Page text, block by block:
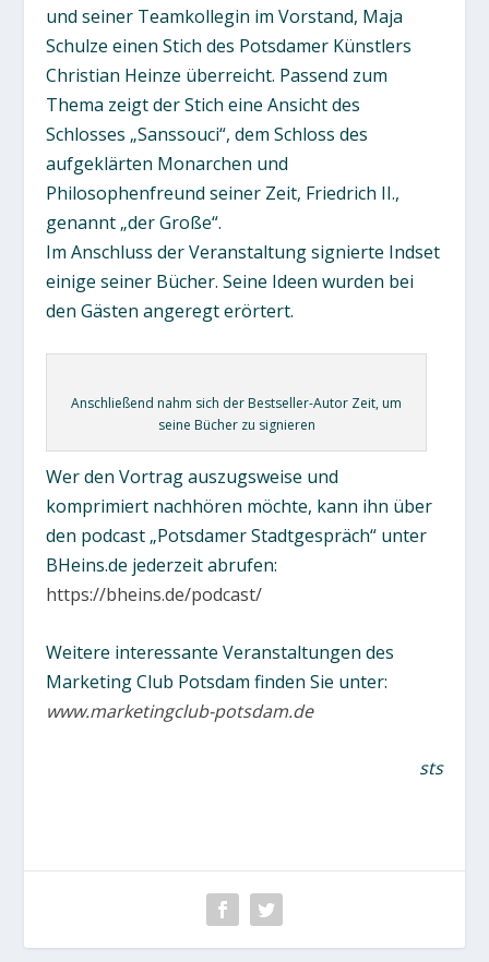
und seiner Teamkollegin im Vorstand, Maja
Schulze einen Stich des Potsdamer Künstlers
Christian Heinze überreicht. Passend zum
Thema zeigt der Stich eine Ansicht des
Schlosses „Sanssouci“, dem Schloss des
aufgeklärten Monarchen und
Philosophenfreund seiner Zeit, Friedrich II.,
genannt „der Große“.
Im Anschluss der Veranstaltung signierte Indset
einige seiner Bücher. Seine Ideen wurden bei
den Gästen angeregt erörtert.
Anschließend nahm sich der Bestseller-Autor Zeit, um
seine Bücher zu signieren
Wer den Vortrag auszugsweise und
komprimiert nachhören möchte, kann ihn über
den podcast „Potsdamer Stadtgespräch“ unter
BHeins.de jederzeit abrufen:
https://bheins.de/podcast/
Weitere interessante Veranstaltungen des
Marketing Club Potsdam finden Sie unter:
www.marketingclub-potsdam.de
sts